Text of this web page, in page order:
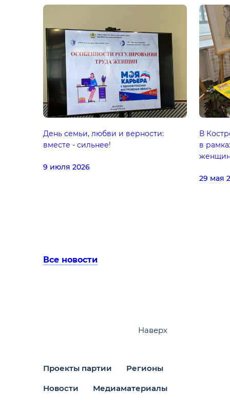
День семьи, любви и верности:
вместе - сильнее!
9 июля 2026
В
в
29 мая
Все новости
Проекты партии Регионы
Новости Медиаматериалы
Наверх